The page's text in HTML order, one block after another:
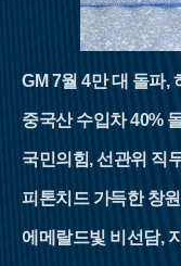
GM 7월 4만 대 돌파,
중국산 수입차 40%
국민의힘, 선관위 직
피톤치드 가득한 창
에메랄드빛 비선담,